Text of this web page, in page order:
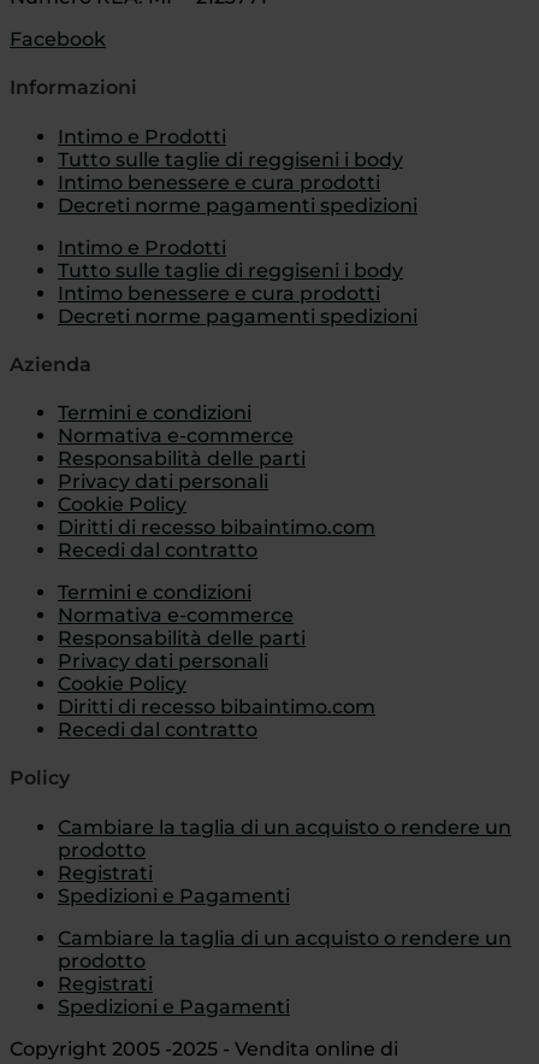
Facebook
Informazioni
Intimo e Prodotti
Tutto sulle taglie di reggiseni i body
Intimo benessere e cura prodotti
Decreti norme pagamenti spedizioni
Intimo e Prodotti
Tutto sulle taglie di reggiseni i body
Intimo benessere e cura prodotti
Decreti norme pagamenti spedizioni
Azienda
Termini e condizioni
Normativa e-commerce
Responsabilità delle parti
Privacy dati personali
Cookie Policy
Diritti di recesso bibaintimo.com
Recedi dal contratto
Termini e condizioni
Normativa e-commerce
Responsabilità delle parti
Privacy dati personali
Cookie Policy
Diritti di recesso bibaintimo.com
Recedi dal contratto
Policy
Cambiare la taglia di un acquisto o rendere un
prodotto
Registrati
Spedizioni e Pagamenti
Cambiare la taglia di un acquisto o rendere un
prodotto
Registrati
Spedizioni e Pagamenti
Copyright 2005 -2025 - Vendita online di